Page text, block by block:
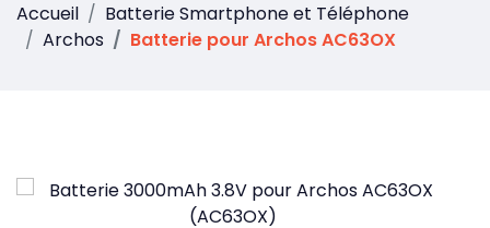
Accueil
Batterie Smartphone et Téléphone
Archos
Batterie pour Archos AC63OX